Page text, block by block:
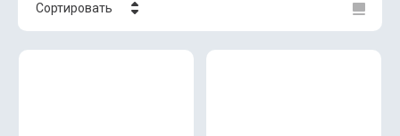
Сортировать
Цена - убывание